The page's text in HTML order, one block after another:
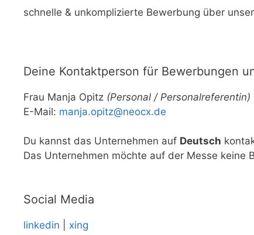
schnelle & unkomplizierte Bewerbung über
Deine Kontaktperson für Bewerbungen
Frau Manja Opitz (Personal / Personalreferentin)
E-Mail: manja.opitz@neocx.de
Du kannst das Unternehmen auf Deutsch
Das Unternehmen möchte auf der Messe keine
Social Media
linkedin xing